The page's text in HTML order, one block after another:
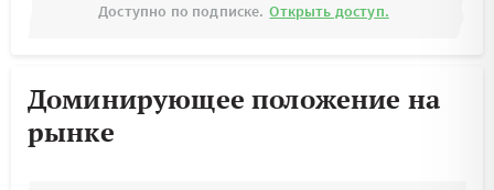
Доступно по подписке. Открыть доступ.
Доминирующее положение на
рынке